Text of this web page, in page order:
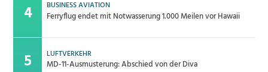
BUSINESS AVIATION
Ferryflug endet mit Notwasserung 1.000 Meilen vor Hawaii
LUFTVERKEHR
MD-11-Ausmusterung: Abschied von der Diva